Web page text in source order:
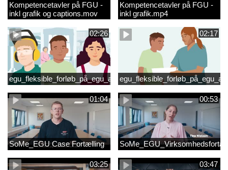
Kompetencetavler på FGU -
inkl grafik og captions.mov
Kompetencetavler på FGU -
inkl grafik.mp4
02:26
egu_fleksible_forløb_på_egu_animationsfilm_2
02:17
01:04
SoMe_EGU Case Fortælling
00:53
03:25 03:47